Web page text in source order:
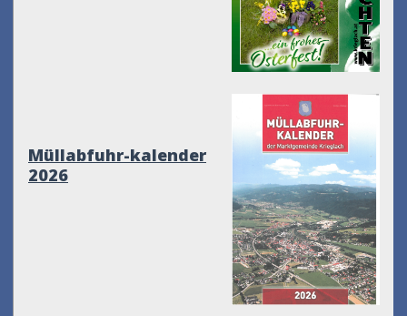
Müllabfuhr-kalender
2026